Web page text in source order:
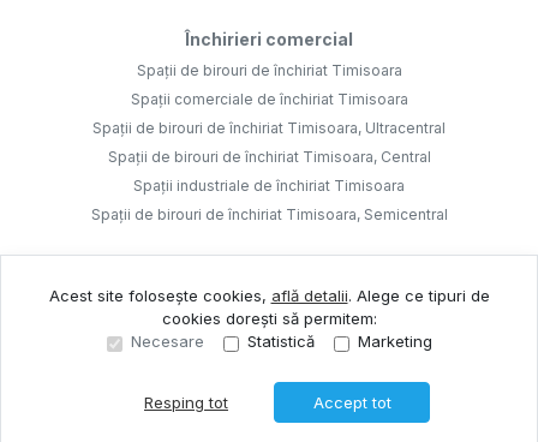
Închirieri comercial
Spații de birouri de închiriat Timisoara
Spații comerciale de închiriat Timisoara
Spații de birouri de închiriat Timisoara, Ultracentral
Spații de birouri de închiriat Timisoara, Central
Spații industriale de închiriat Timisoara
Spații de birouri de închiriat Timisoara, Semicentral
2026SODOLESCU IMOBILIARE SI CONSTRUCTII SRL
Site creat în
Acest site folosește cookies, află detalii. Alege ce tipuri de
cookies dorești să permitem:
Necesare
Statistică Marketing
Resping tot Accept tot